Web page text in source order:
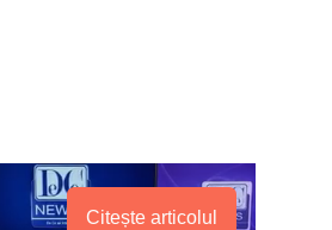
Citește articolul